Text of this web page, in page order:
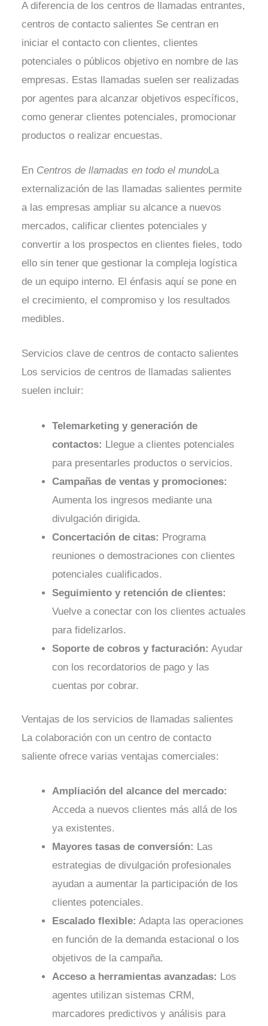
A diferencia de los centros de llamadas entrantes,
centros de contacto salientes Se centran en
iniciar el contacto con clientes, clientes
potenciales o públicos objetivo en nombre de las
empresas. Estas llamadas suelen ser realizadas
por agentes para alcanzar objetivos específicos,
como generar clientes potenciales, promocionar
productos o realizar encuestas.
En Centros de llamadas en todo el mundoLa
externalización de las llamadas salientes permite
a las empresas ampliar su alcance a nuevos
mercados, calificar clientes potenciales y
convertir a los prospectos en clientes fieles, todo
ello sin tener que gestionar la compleja logística
de un equipo interno. El énfasis aquí se pone en
el crecimiento, el compromiso y los resultados
medibles.
Servicios clave de centros de contacto salientes
Los servicios de centros de llamadas salientes
suelen incluir:
Telemarketing y generación de
contactos: Llegue a clientes potenciales
para presentarles productos o servicios.
Campañas de ventas y promociones:
Aumenta los ingresos mediante una
divulgación dirigida.
Concertación de citas: Programa
reuniones o demostraciones con clientes
potenciales cualificados.
Seguimiento y retención de clientes:
Vuelve a conectar con los clientes actuales
para fidelizarlos.
Soporte de cobros y facturación: Ayudar
con los recordatorios de pago y las
cuentas por cobrar.
Ventajas de los servicios de llamadas salientes
La colaboración con un centro de contacto
saliente ofrece varias ventajas comerciales:
Ampliación del alcance del mercado:
Acceda a nuevos clientes más allá de los
ya existentes.
Mayores tasas de conversión: Las
estrategias de divulgación profesionales
ayudan a aumentar la participación de los
clientes potenciales.
Escalado flexible: Adapta las operaciones
en función de la demanda estacional o los
objetivos de la campaña.
Acceso a herramientas avanzadas: Los
agentes utilizan sistemas CRM,
marcadores predictivos y análisis para